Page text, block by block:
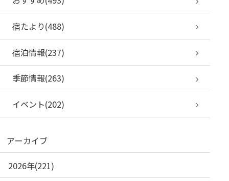
宿たより(488)
宿泊情報(237)
季節情報(263)
イベント(202)
アーカイブ
2026年(221)